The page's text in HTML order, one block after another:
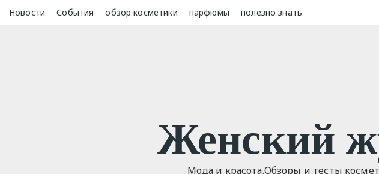
SkipНовости События обзор косметики парфюмы полезно знать
Женский
Мода и красота.Обзоры и тесты